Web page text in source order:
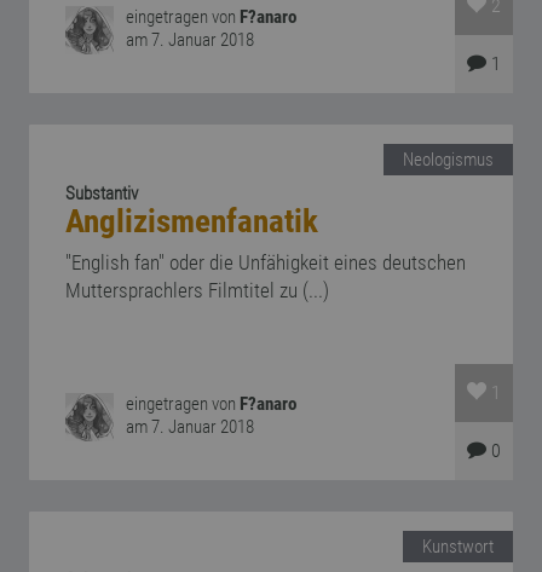
eingetragen von F?anaro
am 7. Januar 2018
2
1
Neologismus
Substantiv
Anglizismenfanatik
"English fan" oder die Unfähigkeit eines deutschen
Muttersprachlers Filmtitel zu (...)
eingetragen von F?anaro
am 7. Januar 2018
1
0
Kunstwort